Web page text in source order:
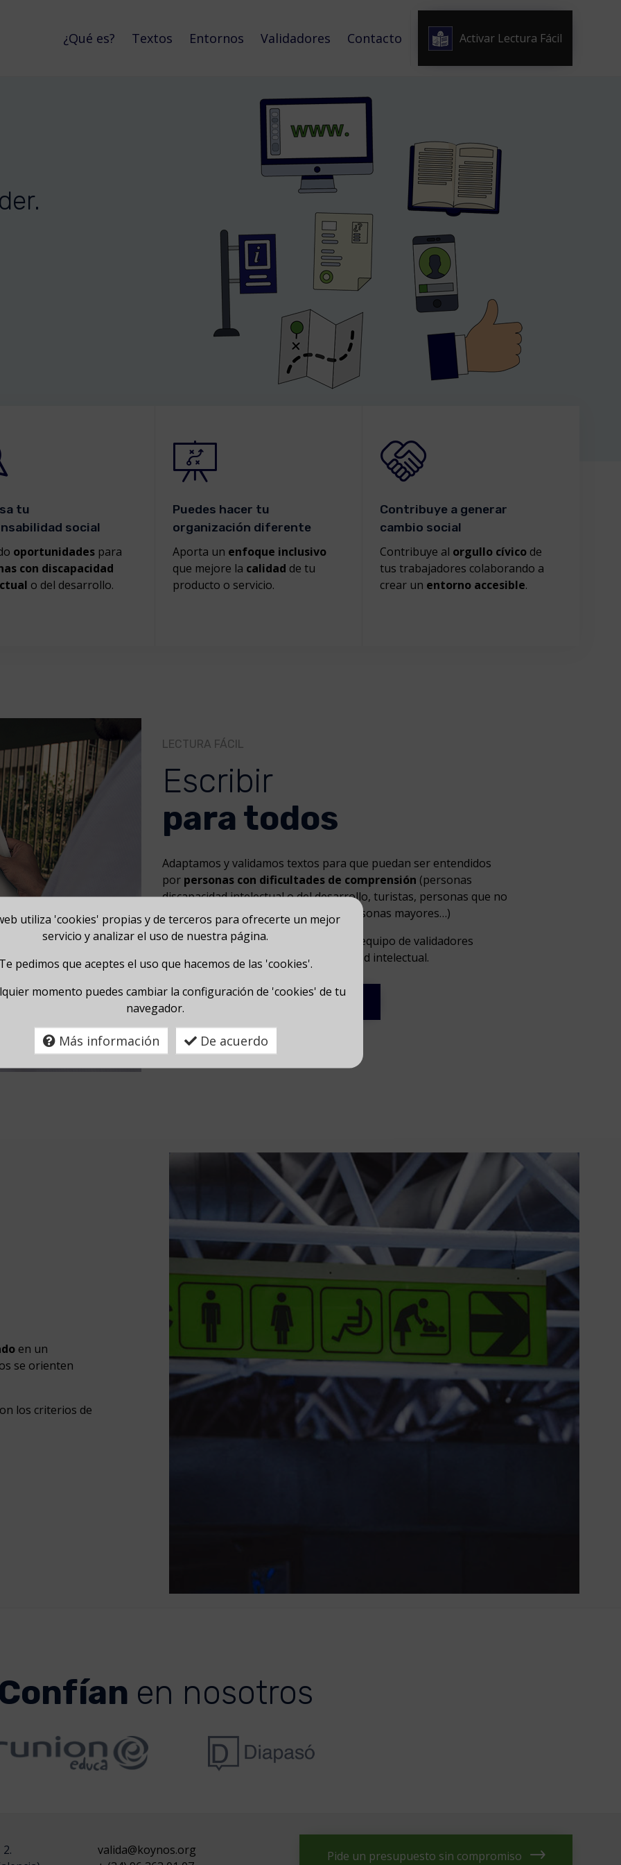
content
¿Qué es? Textos Entornos Validadores Contacto Activar Lectura Fácil
tu
social
oportunidadespara
con discapacidad
o del desarrollo.
Puedes hacer tu
organización diferente
Aporta un enfoque inclusivo
que mejore la calidad de tu
producto o servicio.
Contribuye a generar
cambio social
Contribuye al orgullo cívicode
tus trabajadores colaborando a
crear un entorno accesible.
LECTURA FÁCIL
Escribir
para todos
Adaptamos y validamos textos para que puedan ser entendidos
por personas con dificultades de comprensión (personas
discapacidad intelectual o del desarrollo, turistas, personas que no
están familiarizadas con el idioma, personas mayores…)
Los textos son revisados por nuestro equipo de validadores
formado por personas con discapacidad intelectual.
Empieza a adaptar tus textos
en un
se orienten
los criterios de
en nosotros
valida@koynos.org
Pide un presupuesto sin compromiso
utiliza 'cookies' propias y de terceros para ofrecerte un mejor
servicio y analizar el uso de nuestra página.
pedimos que aceptes el uso que hacemos de las 'cookies'.
momento puedes cambiar la configuración de 'cookies' de tu
navegador.
Más información De acuerdo